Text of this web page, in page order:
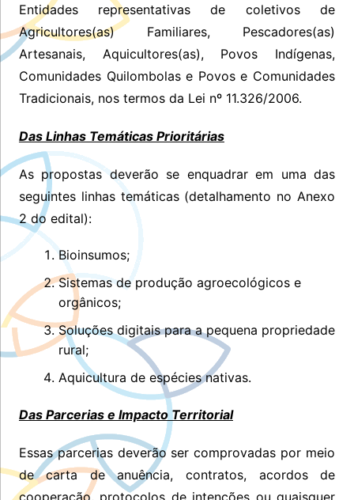
Entidades representativas de coletivos de
Agricultores(as) Familiares, Pescadores(as)
Artesanais, Aquicultores(as), Povos Indígenas,
Comunidades Quilombolas e Povos e Comunidades
Tradicionais, nos termos da Lei nº 11.326/2006.
Das Linhas Temáticas Prioritárias
As propostas deverão se enquadrar em uma das
seguintes linhas temáticas (detalhamento no Anexo
2 do edital):
Bioinsumos;
Sistemas de produção agroecológicos e
orgânicos;
Soluções digitais para a pequena propriedade
rural;
Aquicultura de espécies nativas.
Das Parcerias e Impacto Territorial
Essas parcerias deverão ser comprovadas por meio
de carta de anuência, contratos, acordos de
cooperação, protocolos de intenções ou quaisquer